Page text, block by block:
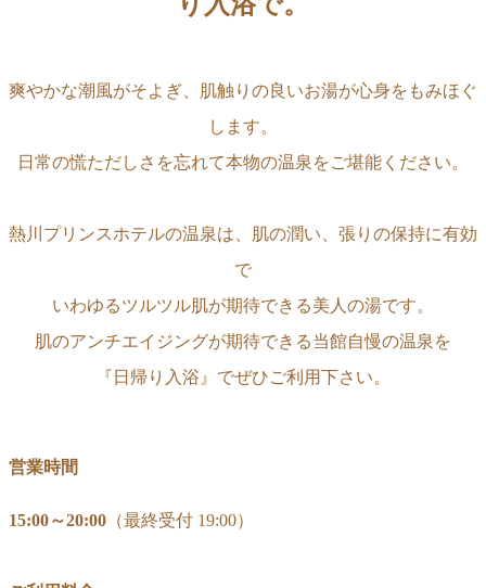
爽やかな潮風がそよぎ、肌触りの良いお湯が心身をもみほぐ
します。
日常の慌ただしさを忘れて本物の温泉をご堪能ください。
熱川プリンスホテルの温泉は、肌の潤い、張りの保持に有効
で
いわゆるツルツル肌が期待できる美人の湯です。
肌のアンチエイジングが期待できる当館自慢の温泉を
『日帰り入浴』でぜひご利用下さい。
営業時間
15:00～20:00 （最終受付 19:00）